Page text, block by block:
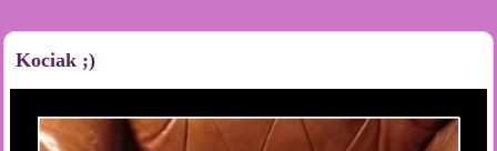
Kociak ;)